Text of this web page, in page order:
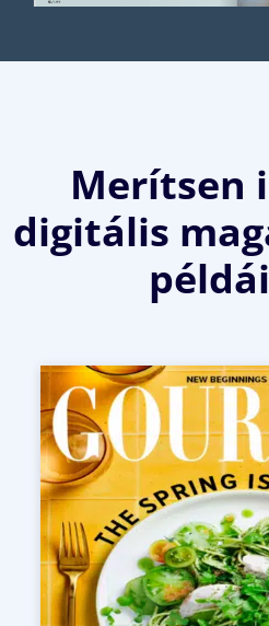
Merítsen
digitális